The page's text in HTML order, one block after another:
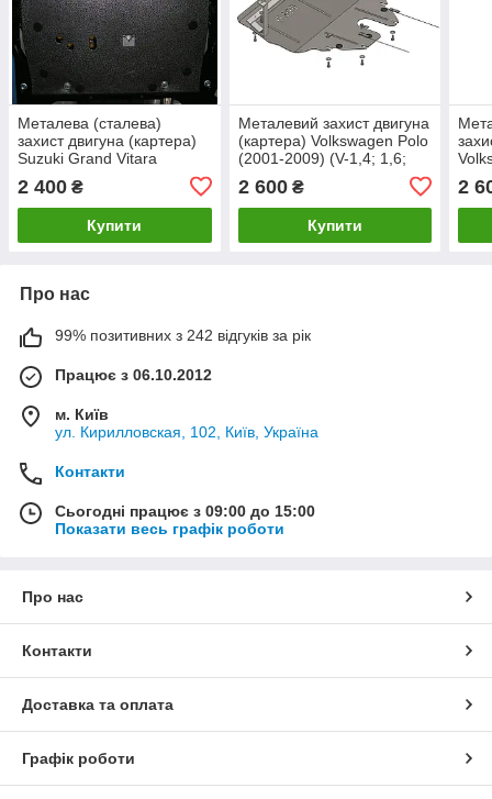
Металева (сталева)
захист двигуна (картера)
Suzuki Grand Vitara
(2005-) (V-1,6; 2,0; 2,4; 1,9
D)
2 400 ₴
Купити
Металевий захист двигуна
(картера) Volkswagen Polo
(2001-2009) (V-1,4; 1,6;
2 600₴
Купити
2
Про нас
99% позитивних з 242 відгуків за рік
Працює з 06.10.2012
м. Київ
ул. Кирилловская, 102, Київ, Україна
Контакти
Сьогодні працює з 09:00 до 15:00
Показати весь графік роботи
Про нас
Контакти
Доставка та оплата
Графік роботи